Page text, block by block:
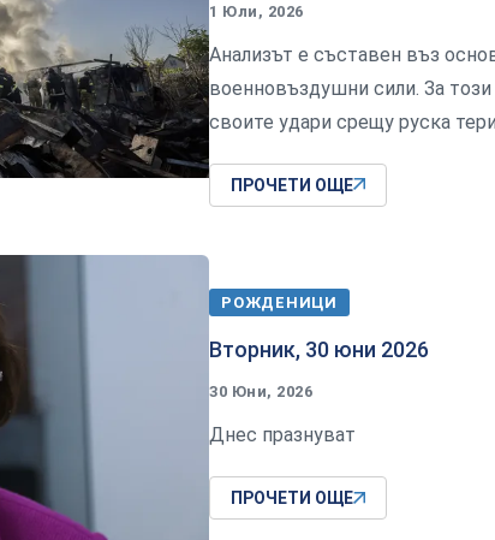
1 Юли, 2026
Анализът е съставен въз
военновъздушни сили. За
своите удари срещу руска
ПРОЧЕТИ ОЩЕ
РОЖДЕНИЦИ
Вторник, 30 юни 2026
30 Юни, 2026
Днес празнуват
ПРОЧЕТИ ОЩЕ